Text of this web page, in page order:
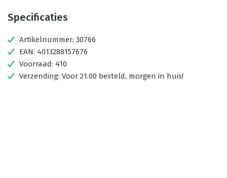
Specificaties
Artikelnummer: 30766
EAN: 4013288157676
Voorraad: 410
Verzending: Voor 21.00 besteld, morgen in huis!